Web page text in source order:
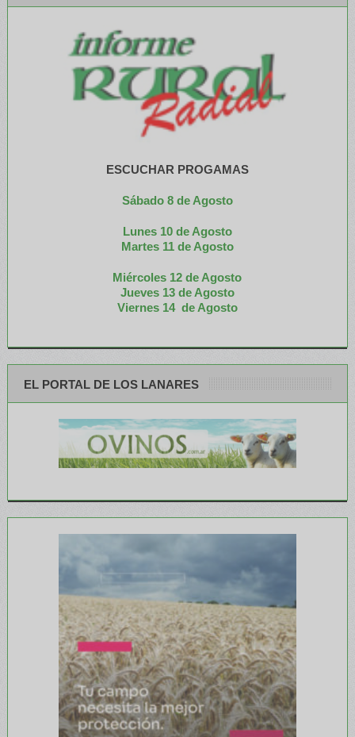
ESCUCHAR PROGAMAS
Sábado 8 de Agosto
Lunes 10 de Agosto
Martes 11 de Agosto
Miércoles 12 de Agosto
Jueves 13 de Agosto
Viernes 14 de Agosto
EL PORTAL DE LOS LANARES